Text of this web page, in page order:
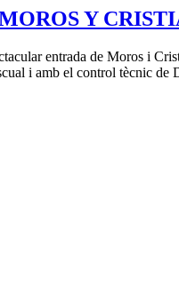
Y
entrada de Moros i
i amb el control tècnic de